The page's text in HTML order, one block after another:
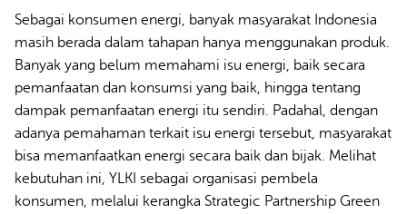
Sebagai konsumen energi, banyak masyarakat Indonesia
masih berada dalam tahapan hanya menggunakan produk.
Banyak yang belum memahami isu energi, baik secara
pemanfaatan dan konsumsi yang baik, hingga tentang
dampak pemanfaatan energi itu sendiri. Padahal, dengan
adanya pemahaman terkait isu energi tersebut, masyarakat
bisa memanfaatkan energi secara baik dan bijak. Melihat
kebutuhan ini, YLKI sebagai organisasi pembela
konsumen, melalui kerangka Strategic Partnership Green